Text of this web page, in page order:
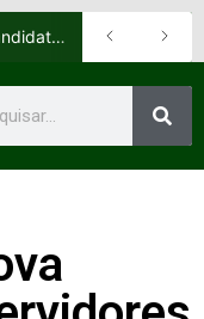
do Maranhão